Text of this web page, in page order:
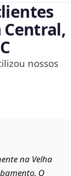
nossos
na Velha
O